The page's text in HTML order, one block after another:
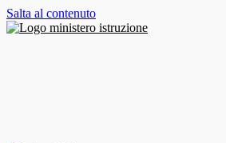
Salta al contenuto